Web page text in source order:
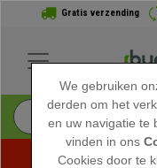
Gratis verzending
We gebruiken
derden om het
en uw navigatie te
vinden in ons
Cookies door te